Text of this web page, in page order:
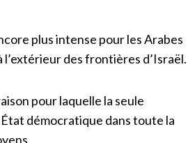
plus intense pour les Arabes
des frontières d’Israël.
pour laquelle la seule
démocratique dans toute la